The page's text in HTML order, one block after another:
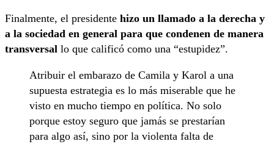
Finalmente, el presidente hizo un llamado a la derecha y
a la sociedad en general para que condenen de manera
transversal lo que calificó como una “estupidez”.
Atribuir el embarazo de Camila y Karol a una
supuesta estrategia es lo más miserable que he
visto en mucho tiempo en política. No solo
porque estoy seguro que jamás se prestarían
para algo así, sino por la violenta falta de